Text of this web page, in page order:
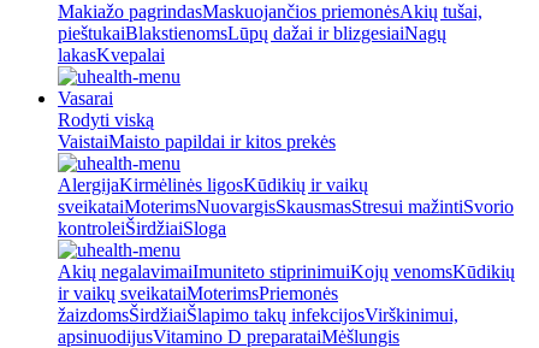
Makiažo pagrindasMaskuojančios priemonėsAkių tušai,
pieštukaiBlakstienomsLūpų dažai ir blizgesiaiNagų
lakasKvepalai
Vasarai
Rodyti viską
VaistaiMaisto papildai ir kitos prekės
AlergijaKirmėlinės ligosKūdikių ir vaikų
sveikataiMoterimsNuovargisSkausmasStresui mažintiSvorio
kontroleiŠirdžiaiSloga
Akių negalavimaiImuniteto stiprinimuiKojų venomsKūdikių
ir vaikų sveikataiMoterimsPriemonės
žaizdomsŠirdžiaiŠlapimo takų infekcijosVirškinimui,
apsinuodijusVitamino D preparataiMėšlungis